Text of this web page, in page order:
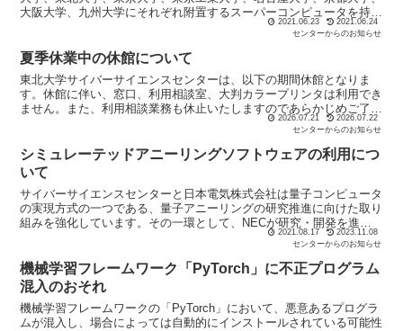
大阪大学、九州大学にそれぞれ附置するスーパーコンピュータを持つ
8つの施設を構成拠点とし、東京大学情報基盤センタ...
2021.06.23
2021.06.24
センターからのお知らせ
夏季休業中の休館について
東北大学サイバーサイエンスセンターは、以下の期間休館となりま
す。休館に伴い、窓口、利用相談室、大判カラープリンタは利用でき
ません。また、利用相談業務も休止いたしますのであらかじめご了承
ください。ただしこの期間中、スーパーコンピュータAOBA...
2026.07.21
2026.07.22
センターからのお知らせ
シミュレーテッドアニーリングソフトウェアの利用につ
いて
サイバーサイエンスセンターと日本電気株式会社は量子コンピュータ
の実現方式の一つである、量子アニーリングの研究推進に向けた取り
組みを強化しています。その一環として、NECが研究・開発を進め
ているシミュレーテッドアニーリングソフトウェアをスーパ...
2021.08.17
2023.11.08
センターからのお知らせ
機械学習フレームワーク「PyTorch」に不正プログラム
混入のおそれ
機械学習フレームワークの「PyTorch」において、悪意あるプログラ
ムが混入し、場合によっては自動的にインストールされている可能性